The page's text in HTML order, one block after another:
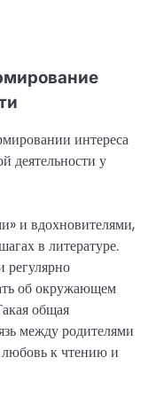
интереса
деятельности у
и вдохновителями,
в литературе.
регулярно
об окружающем
общая
между родителями
к чтению и